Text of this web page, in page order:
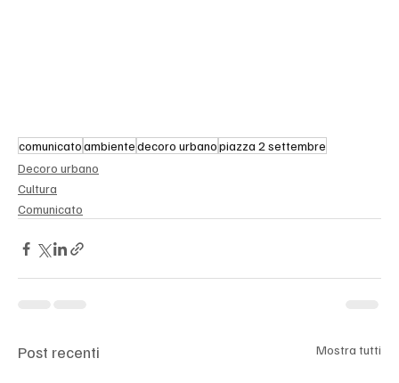
comunicatoambientedecoro urbanopiazza 2 settembre
Decoro urbano
Cultura
Comunicato
Post recenti Mostra tutti